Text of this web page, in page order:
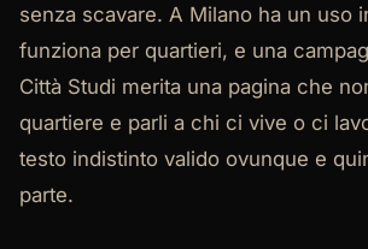
senza scavare. A Milano ha un uso
funziona per quartieri, e una
Città Studi merita una pagina che
quartiere e parli a chi ci vive o ci
testo indistinto valido ovunque e
parte.